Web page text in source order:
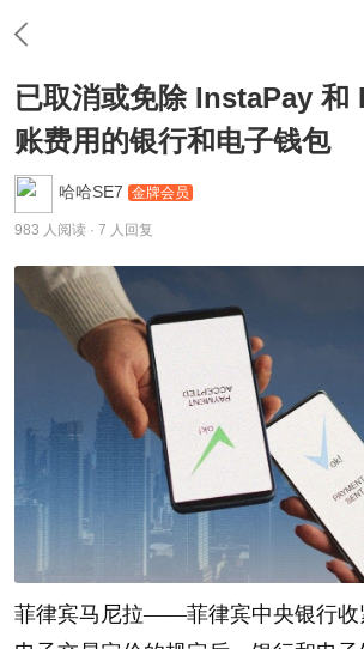
已取消或免除 InstaPay 和
账费用的银行和电子钱包
哈哈SE7 金牌会员
983 人阅读 · 7 人回复
菲律宾马尼拉——菲律宾中央银行收